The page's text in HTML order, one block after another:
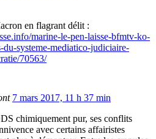
en flagrant délit :
marine-le-pen-laisse-bfmtv-ko-
du-systeme-mediatico-judiciaire-
70563/
7 mars 2017, 11 h 37 min
chimiquement pur, ses conflits
avec certains affairistes